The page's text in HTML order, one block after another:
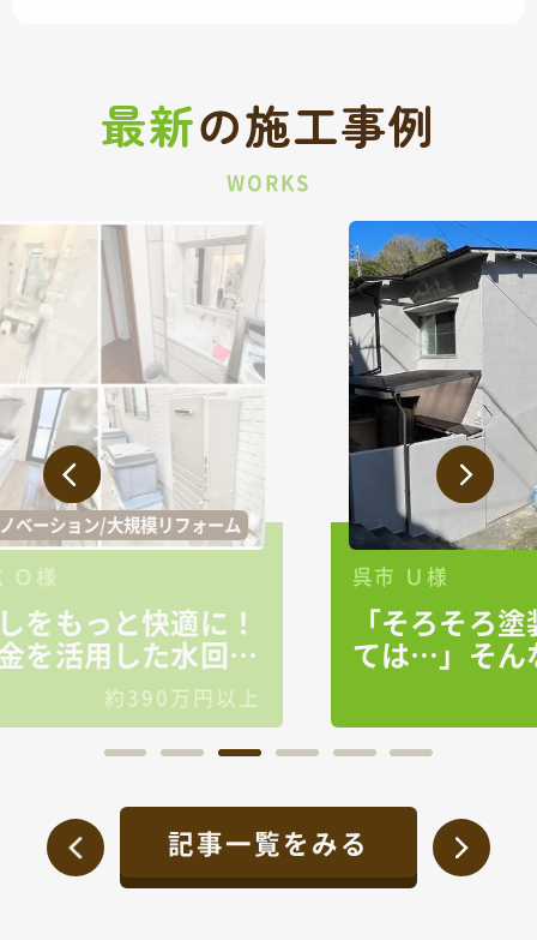
最新の施工事例
WORKS
外壁/屋根
「そろそろ塗装をしなく
ては…」そんな想いから
始まった屋根・外壁塗装
工事✨
記事一覧をみる